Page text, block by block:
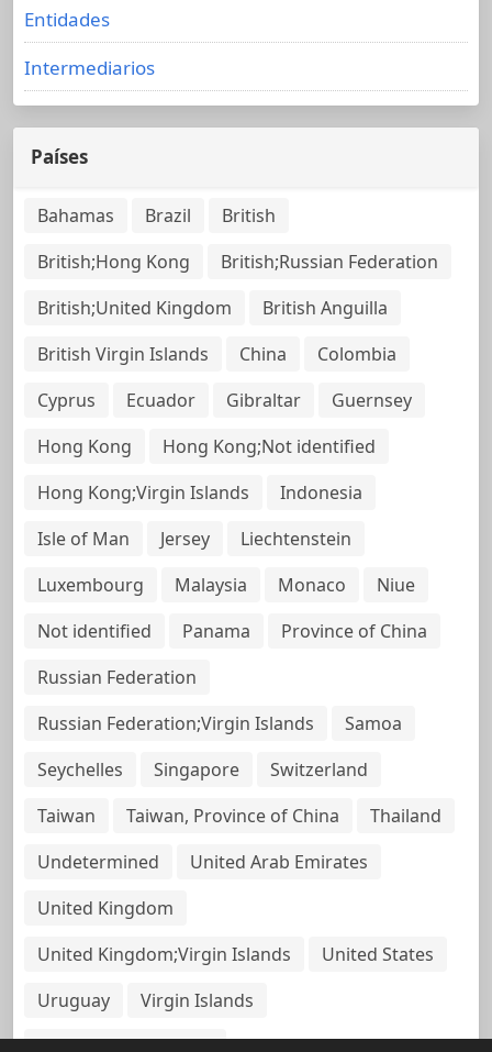
Entidades
Intermediarios
Países
Bahamas Brazil
British
British;Hong Kong
British;Russian Federation
British;United Kingdom
British Anguilla
British Virgin Islands
China
Colombia
Cyprus
Ecuador Gibraltar
Guernsey
Hong Kong
Hong Kong;Not identified
Hong Kong;Virgin Islands
Indonesia
Isle of Man
Jersey
Liechtenstein
Luxembourg
Malaysia Monaco
Niue
Not identified
Panama
Province of China
Russian Federation
Russian Federation;Virgin Islands
Samoa
Seychelles
Singapore
Switzerland
Taiwan
Taiwan, Province of China
Thailand
Undetermined
United Arab Emirates
United Kingdom
United Kingdom;Virgin Islands
United States
Uruguay
Virgin Islands
Virgin Islands, British